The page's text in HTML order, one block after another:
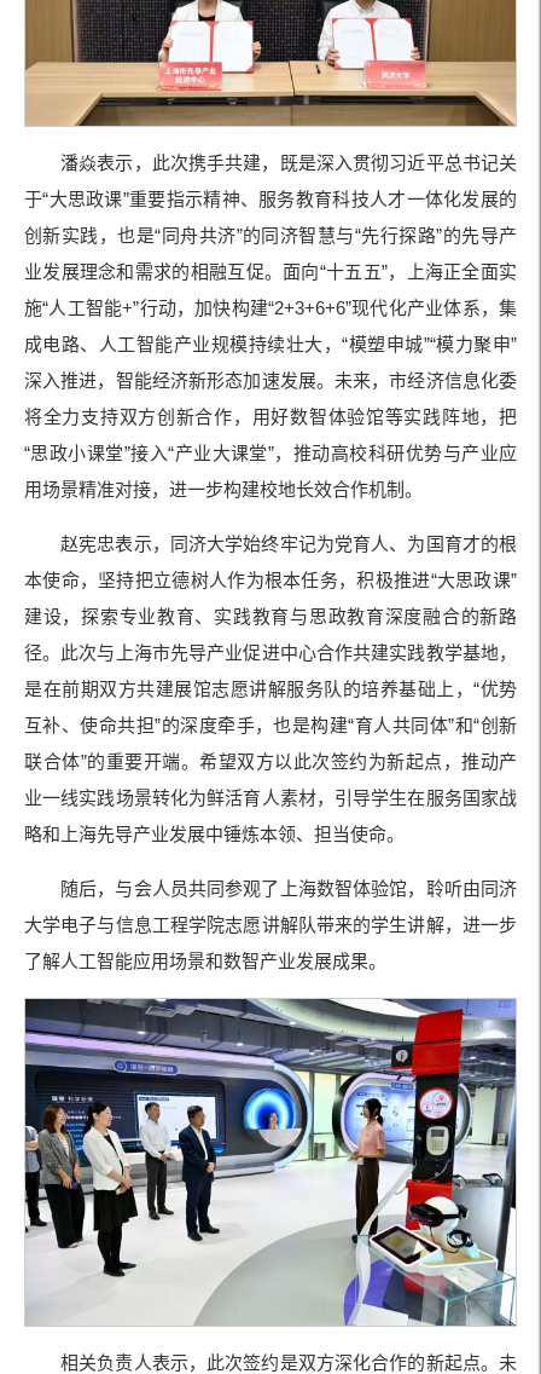
潘焱表示，此次携手共建，既是深入贯彻习近平总书记关
于“大思政课”重要指示精神、服务教育科技人才一体化发展的
创新实践，也是“同舟共济”的同济智慧与“先行探路”的先导产
业发展理念和需求的相融互促。面向“十五五”，上海正全面实
施“人工智能+”行动，加快构建“2+3+6+6”现代化产业体系，集
成电路、人工智能产业规模持续壮大，“模塑申城”“模力聚申”
深入推进，智能经济新形态加速发展。未来，市经济信息化委
将全力支持双方创新合作，用好数智体验馆等实践阵地，把
“思政小课堂”接入“产业大课堂”，推动高校科研优势与产业应
用场景精准对接，进一步构建校地长效合作机制。
赵宪忠表示，同济大学始终牢记为党育人、为国育才的根
本使命，坚持把立德树人作为根本任务，积极推进“大思政课”
建设，探索专业教育、实践教育与思政教育深度融合的新路
径。此次与上海市先导产业促进中心合作共建实践教学基地，
是在前期双方共建展馆志愿讲解服务队的培养基础上，“优势
互补、使命共担”的深度牵手，也是构建“育人共同体”和“创新
联合体”的重要开端。希望双方以此次签约为新起点，推动产
业一线实践场景转化为鲜活育人素材，引导学生在服务国家战
略和上海先导产业发展中锤炼本领、担当使命。
随后，与会人员共同参观了上海数智体验馆，聆听由同济
大学电子与信息工程学院志愿讲解队带来的学生讲解，进一步
了解人工智能应用场景和数智产业发展成果。
相关负责人表示，此次签约是双方深化合作的新起点。未